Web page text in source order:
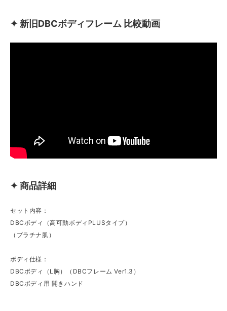
✦ 新旧DBCボディフレーム 比較動画
✦ 商品詳細
セット内容：
DBCボディ（高可動ボディPLUSタイプ）
（プラチナ肌）
ボディ仕様：
DBCボディ（L胸）（DBCフレーム Ver1.3）
DBCボディ用 開きハンド